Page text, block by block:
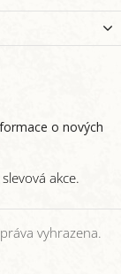
o nových
vyhrazena.